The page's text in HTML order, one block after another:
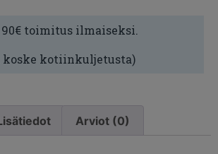
toimitus ilmaiseksi.
koske kotiinkuljetusta)
Arviot (0)